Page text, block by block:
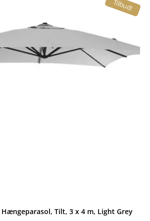
8.499,00 kr..
Tilbud!
Tilt, 3 x 4 m, Light Grey